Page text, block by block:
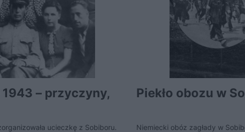
– przyczyny,
ucieczkę z Sobiboru.
Piekło obozu w
Niemiecki obóz zagłady w